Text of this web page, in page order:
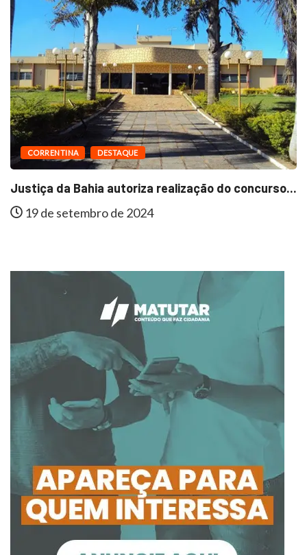
DESTAQUE MUNICÍPIOS
Em São Félix do Coribe, Zenubia Ganha...
15 de agosto de 2024